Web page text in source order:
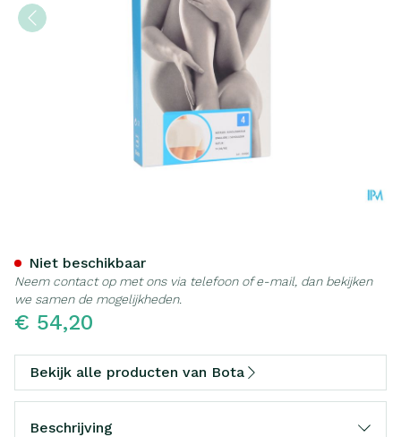
€ 54,20
Niet beschikbaar
Neem contact op met ons via telefoon of e-mail, dan bekijken
we samen de mogelijkheden.
Bekijk alle producten van Bota
Beschrijving